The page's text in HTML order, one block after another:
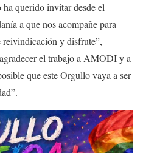
querido invitar desde el
a que nos acompañe para
reivindicación y disfrute”,
el trabajo a AMODI y a
que este Orgullo vaya a ser